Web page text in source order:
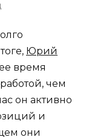
Юрий
время
чем
он активно
и
они